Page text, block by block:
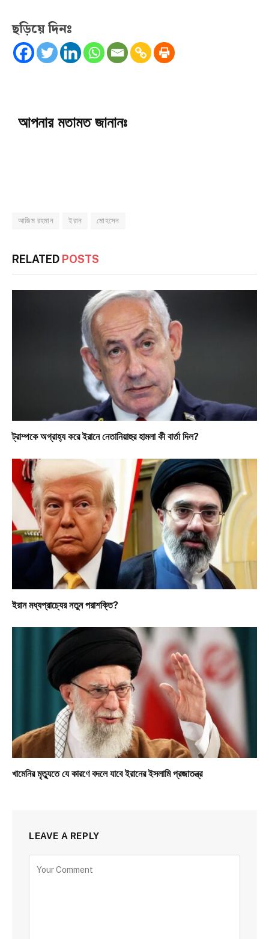
ছড়িয়ে দিনঃ
আপনার মতামত জানানঃ
আজিম রহমান ইরান মোহসেন
RELATED POSTS
ট্রাম্পকে অগ্রাহ্য করে ইরানে নেতানিয়াহুর হামলা কী বার্তা দিল?
ইরান মধ্যপ্রাচ্যের নতুন পরাশক্তি?
খামেনির মৃত্যুতে যে কারণে বদলে যাবে ইরানের ইসলামি প্রজাতন্ত্র
LEAVE A REPLY